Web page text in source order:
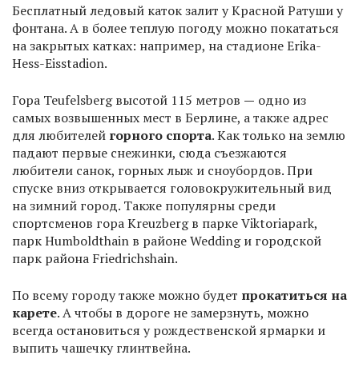
Бесплатный ледовый каток залит у Красной Ратуши у
фонтана. А в более теплую погоду можно покататься
на закрытых катках: например, на стадионе Erika-
Hess-Eisstadion.
Гора Teufelsberg высотой 115 метров — одно из
самых возвышенных мест в Берлине, а также адрес
для любителей горного спорта. Как только на землю
падают первые снежинки, сюда съезжаются
любители санок, горных лыж и сноубордов. При
спуске вниз открывается головокружительный вид
на зимний город. Также популярны среди
спортсменов гора Kreuzberg в парке Viktoriapark,
парк Humboldthain в районе Wedding и городской
парк района Friedrichshain.
По всему городу также можно будет прокатиться на
карете. А чтобы в дороге не замерзнуть, можно
всегда остановиться у рождественской ярмарки и
выпить чашечку глинтвейна.